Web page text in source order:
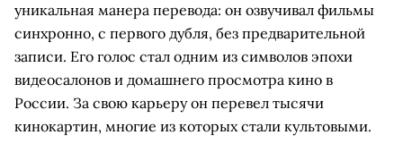
уникальная манера перевода: он озвучивал фильмы
синхронно, с первого дубля, без предварительной
записи. Его голос стал одним из символов эпохи
видеосалонов и домашнего просмотра кино в
России. За свою карьеру он перевел тысячи
кинокартин, многие из которых стали культовыми.